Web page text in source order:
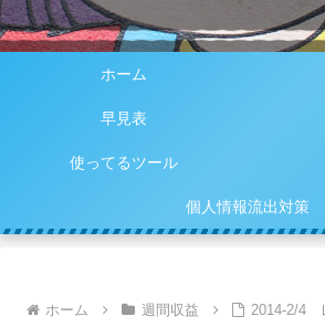
ホーム
早見表
使ってるツール
個人情報流出対策
ホーム 週間収益 2014-2/4